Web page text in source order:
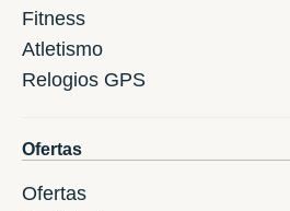
Fitness
Atletismo
Relogios GPS
Ofertas
Ofertas